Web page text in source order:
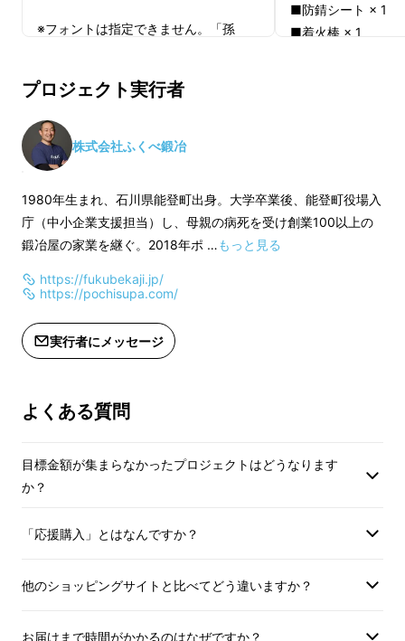
自由鍛造による、個体の味わいの違いも魅力。
切る、断つ、削る、着火す
る。
アウトドアシーンに特化し
言える包丁が完成しました。
フ【TAFU】です。
※フォントは指定できません。「孫
※公序良俗違反になるような言葉の依
頼はお控え下さい。
※TAFUは付いていません。
※TAFUを購入された方のみ購入いただ
※名前をお入れしても、TAFU本体の納
期に準じてお届けいたします。
■適格請求書発行事業者登録番号：あ
り
適格請求書発行事業者登録番号の記載
ください。
■防錆シート × 1
■着火棒 × 1
適格請求書発行事
のあるインボイス
プロジェクト実行者
株式会社ふくべ鍛冶
1980年生まれ、石川県能登町出身。大学卒業後、能登町役場入
庁（中小企業支援担当）し、母親の病死を受け創業100以上の
鍛冶屋の家業を継ぐ。2018年ポ …もっと見る
https://fukubekaji.jp/
https://pochisupa.com/
実行者にメッセージ
よくある質問
目標金額が集まらなかったプロジェクトはどうなります
か？
「応援購入」とはなんですか？
他のショッピングサイトと比べてどう違いますか？
お届けまで時間がかかるのはなぜですか？